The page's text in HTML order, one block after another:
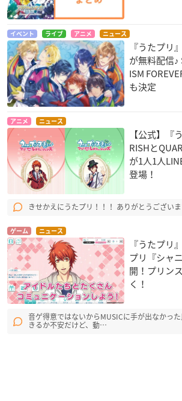
イベント ライブ アニメ ニュース
『うたプリ
が無料配信
ISM
も決定
アニメ ニュース
【公式】
RISHと
が1人1人
登場！
きせかえにうたプリ！！！ ありがとうございま
ゲーム ニュース
『うたプリ
プリ『シャ
開！プリン
く！
音ゲ得意ではないからMUSICに手が出なかっ
きるか不安だけど、動…